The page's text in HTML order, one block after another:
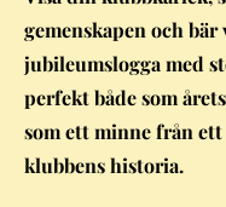
gemenskapen och bär
jubileumslogga med
perfekt både som
som ett minne från
klubbens historia.